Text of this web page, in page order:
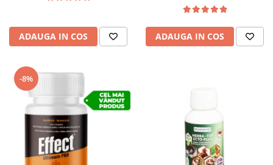
ADAUGA IN COS ADAUGA IN COS
-8%